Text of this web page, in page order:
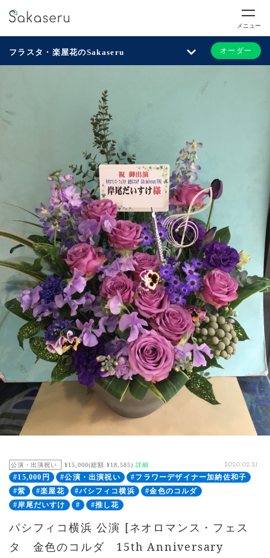
メニュー
フラスタ・楽屋花のSakaseru オーダー
公演・出演祝い ¥15,000(総額 ¥18,585) 詳細 2020.02.21
#15,000円 #公演・出演祝い
#フラワーデザイナー加納佐和子
#紫
#楽屋花 #パシフィコ横浜
#金色のコルダ
#岸尾だいすけ
# #推し花
パシフィコ横浜 公演 [ネオロマンス・フェス
タ 金色のコルダ 15th Anniversary